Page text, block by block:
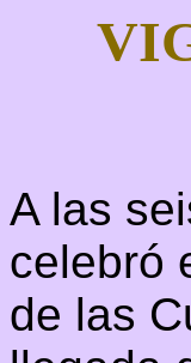
A las
celebró
de las